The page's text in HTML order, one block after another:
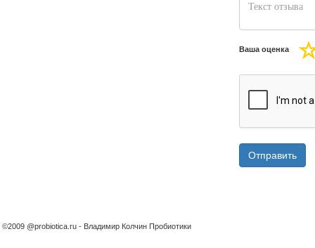
Ваша оценка
Отправить
©2009 @probiotica.ru - Владимир Колчин Пробиотики